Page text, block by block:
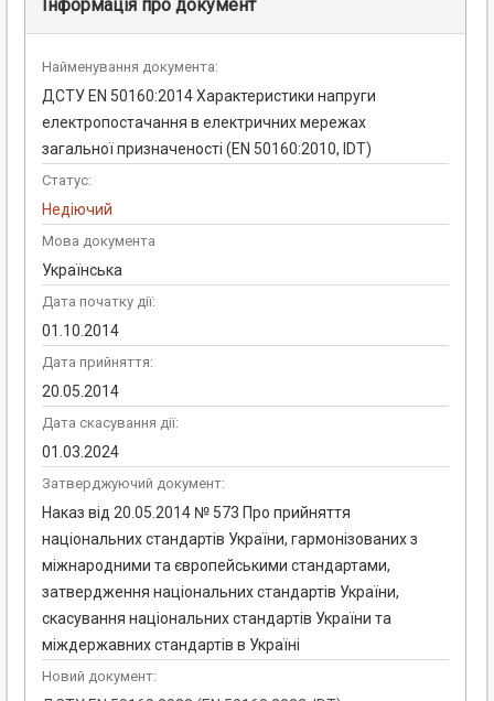
Інформація про документ
Найменування документа:
ДСТУ ЕN 50160:2014 Характеристики напруги
електропостачання в електричних мережах
загальної призначеності (ЕN 50160:2010, IDT)
Статус:
Недіючий
Мова документа
Українська
Дата початку дії:
01.10.2014
Дата прийняття:
20.05.2014
Дата скасування дії:
01.03.2024
Затверджуючий документ:
Наказ від 20.05.2014 № 573 Про прийняття
національних стандартів України, гармонізованих з
міжнародними та європейськими стандартами,
затвердження національних стандартів України,
скасування національних стандартів України та
міждержавних стандартів в Україні
Новий документ: